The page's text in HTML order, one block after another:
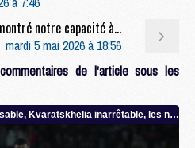
Match : Luis Enrique : « On a montré notre capacité à gérer des moments difficiles »
mardi 5 mai 2026 à 18:56
de l'article sous les